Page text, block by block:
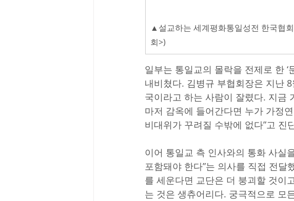
▲설교하는 세계평화통일성전 한국협
회>)
일부는 통일교의 몰락을 전제로 한
내비쳤다. 김병규 부협회장은 지난
국이라고 하는 사람이 잘렸다. 지금
마저 감옥에 들어간다면 누가 가정
비대위가 꾸려질 수밖에 없다”고 진
이어 통일교 측 인사와의 통화 사실
포함돼야 한다”는 의사를 직접 전달
를 세운다면 교단은 더 붕괴할 것이
는 것은 생츄어리다. 궁극적으로 모